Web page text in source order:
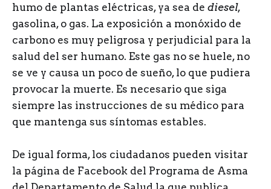
humo de plantas eléctricas, ya sea de diesel,
gasolina, o gas. La exposición a monóxido de
carbono es muy peligrosa y perjudicial para la
salud del ser humano. Este gas no se huele, no
se ve y causa un poco de sueño, lo que pudiera
provocar la muerte. Es necesario que siga
siempre las instrucciones de su médico para
que mantenga sus síntomas estables.
De igual forma, los ciudadanos pueden visitar
la página de Facebook del Programa de Asma